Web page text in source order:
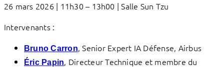
26 mars 2026 | 11h30 – 13h00 | Salle Sun Tzu
Intervenants :
Bruno Carron, Senior Expert IA Défense, Airbus
Éric Papin, Directeur Technique et membre du